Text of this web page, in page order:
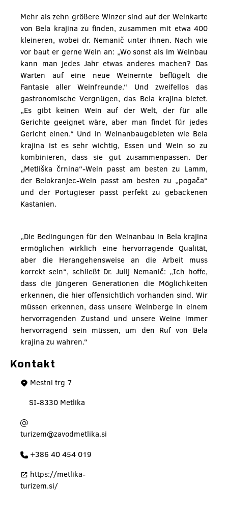
Mehr als zehn größere Winzer sind auf der Weinkarte
von Bela krajina zu finden, zusammen mit etwa 400
kleineren, wobei dr. Nemanič unter ihnen. Nach wie
vor baut er gerne Wein an: „Wo sonst als im Weinbau
kann man jedes Jahr etwas anderes machen? Das
Warten auf eine neue Weinernte beflügelt die
Fantasie aller Weinfreunde.“ Und zweifellos das
gastronomische Vergnügen, das Bela krajina bietet.
„Es gibt keinen Wein auf der Welt, der für alle
Gerichte geeignet wäre, aber man findet für jedes
Gericht einen.“ Und in Weinanbaugebieten wie Bela
krajina ist es sehr wichtig, Essen und Wein so zu
kombinieren, dass sie gut zusammenpassen. Der
„Metliška črnina“-Wein passt am besten zu Lamm,
der Belokranjec-Wein passt am besten zu „pogača“
und der Portugieser passt perfekt zu gebackenen
Kastanien.
„Die Bedingungen für den Weinanbau in Bela krajina
ermöglichen wirklich eine hervorragende Qualität,
aber die Herangehensweise an die Arbeit muss
korrekt sein“, schließt Dr. Julij Nemanič: „Ich hoffe,
dass die jüngeren Generationen die Möglichkeiten
erkennen, die hier offensichtlich vorhanden sind. Wir
müssen erkennen, dass unsere Weinberge in einem
hervorragenden Zustand und unsere Weine immer
hervorragend sein müssen, um den Ruf von Bela
krajina zu wahren.“
Kontakt
Mestni trg 7
SI-8330 Metlika
turizem@zavodmetlika.si
+386 40 454 019
https://metlika-
turizem.si/